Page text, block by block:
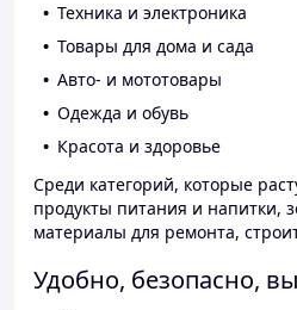
Техника и электроника
Товары для дома и сада
Авто- и мототовары
Одежда и обувь
Красота и здоровье
Среди категорий, которые
продукты питания и напитки,
материалы для ремонта,
Удобно, безопасно,